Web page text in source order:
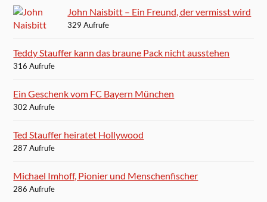
John Naisbitt – Ein Freund, der vermisst wird
329 Aufrufe
Teddy Stauffer kann das braune Pack nicht ausstehen
316 Aufrufe
Ein Geschenk vom FC Bayern München
302 Aufrufe
Ted Stauffer heiratet Hollywood
287 Aufrufe
Michael Imhoff, Pionier und Menschenfischer
286 Aufrufe